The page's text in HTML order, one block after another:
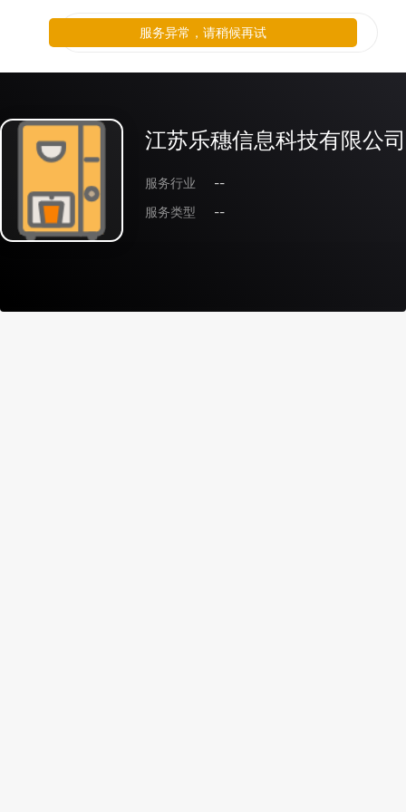
江苏乐穗信息科技有限公司
服务行业
--
服务类型
--
服务异常，请稍候再试